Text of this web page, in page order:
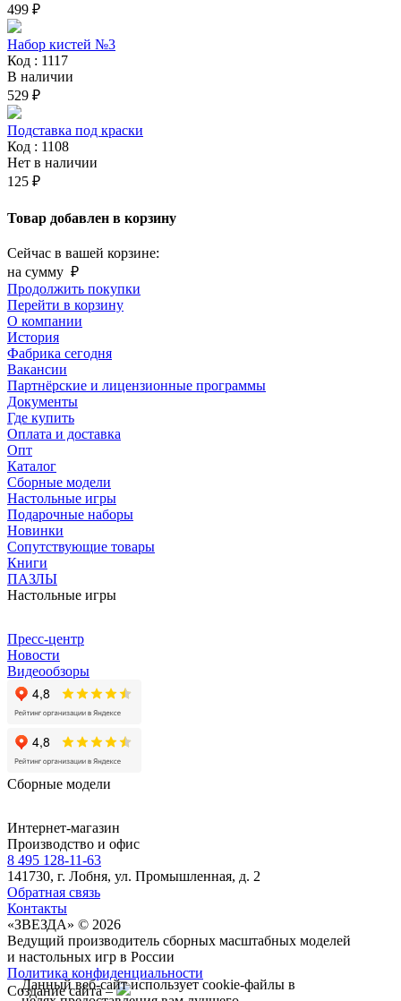
499 ₽
Набор кистей №3
Код : 1117
В наличии
529 ₽
Подставка под краски
Код : 1108
Нет в наличии
125 ₽
Товар добавлен в корзину
Сейчас в вашей корзине:
на сумму ₽
Продолжить покупки
Перейти в корзину
О компании
История
Фабрика сегодня
Вакансии
Партнёрские и лицензионные программы
Документы
Где купить
Оплата и доставка
Опт
Каталог
Сборные модели
Настольные игры
Подарочные наборы
Новинки
Сопутствующие товары
Книги
ПАЗЛЫ
Настольные игры
Пресс-центр
Новости
Видеообзоры
Сборные модели
Интернет-магазин
Производство и офис
8 495 128-11-63
141730, г. Лобня, ул. Промышленная, д. 2
Обратная связь
Контакты
«ЗВЕЗДА» © 2026
Ведущий производитель сборных масштабных моделей
и настольных игр в России
Политика конфиденциальности
Создание сайта –
Данный веб-сайт использует cookie-файлы в